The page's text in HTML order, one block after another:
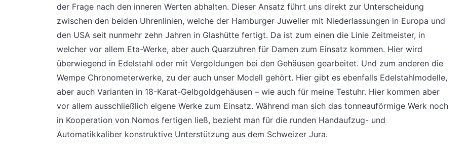
der Frage nach den inneren Werten abhalten. Dieser Ansatz führt uns direkt zur Unterscheidung
zwischen den beiden Uhrenlinien, welche der Hamburger Juwelier mit Niederlassungen in Europa und
den USA seit nunmehr zehn Jahren in Glashütte fertigt. Da ist zum einen die Linie Zeitmeister, in
welcher vor allem Eta-Werke, aber auch Quarzuhren für Damen zum Einsatz kommen. Hier wird
überwiegend in Edelstahl oder mit Vergoldungen bei den Gehäusen gearbeitet. Und zum anderen die
Wempe Chronometerwerke, zu der auch unser Modell gehört. Hier gibt es ebenfalls Edelstahlmodelle,
aber auch Varianten in 18-Karat-Gelbgoldgehäusen – wie auch für meine Testuhr. Hier kommen aber
vor allem ausschließlich eigene Werke zum Einsatz. Während man sich das tonneauförmige Werk noch
in Kooperation von Nomos fertigen ließ, bezieht man für die runden Handaufzug- und
Automatikkaliber konstruktive Unterstützung aus dem Schweizer Jura.